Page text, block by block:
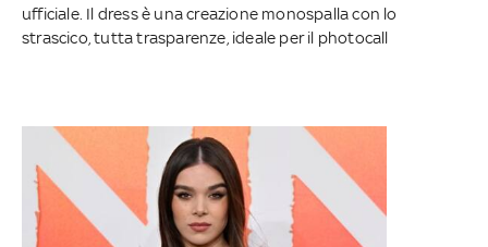
ufficiale. Il dress è una creazione monospalla con lo
strascico, tutta trasparenze, ideale per il photocall